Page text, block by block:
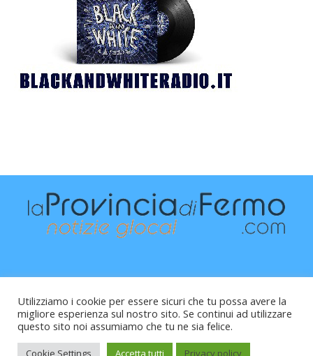
Raffaele Vitali - via Leopardi 10 - 61121 Pesaro (PU) -
Cod.Fisc VTLRFL77B02L500Y - Testata giornalistica, aut.
Utilizziamo i cookie per essere sicuri che tu possa avere la
migliore esperienza sul nostro sito. Se continui ad utilizzare
questo sito noi assumiamo che tu ne sia felice.
Cookie Settings Accetta tutti Privacy policy